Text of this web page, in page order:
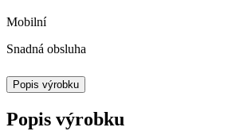
Mobilní
Snadná obsluha
Popis výrobku
Popis výrobku